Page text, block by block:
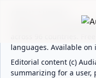
Audiala is an AI-
languages. Available on
Editorial content (c)
summarizing for a user,